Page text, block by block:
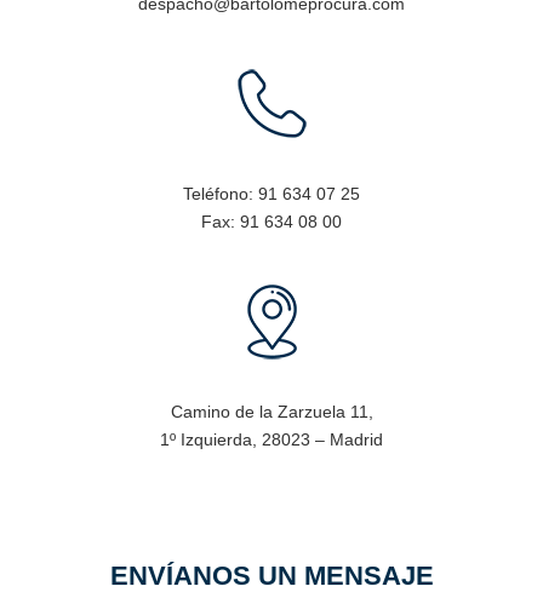
Teléfono: 91 634 07 25
Fax: 91 634 08 00
Camino de la Zarzuela 11,
1º Izquierda, 28023 – Madrid
ENVÍANOS UN MENSAJE